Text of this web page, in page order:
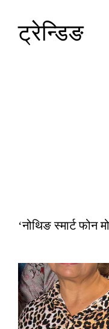
ट्रेन्डिङ
‘नोथिङ स्मार्ट फोन